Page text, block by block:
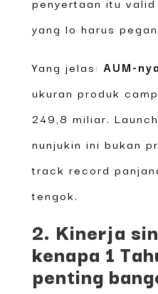
yang lo harus
Yang jelas: AUM-
ukuran produk
249,8 miliar.
nunjukin ini bukan
track record
tengok.
2. Kinerja
kenapa 1
penting